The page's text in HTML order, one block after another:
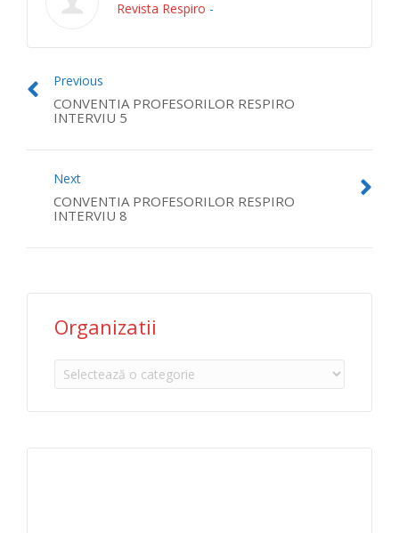
Revista Respiro -
Previous
CONVENTIA PROFESORILOR RESPIRO
INTERVIU 5
Next
CONVENTIA PROFESORILOR RESPIRO
INTERVIU 8
Organizatii
Organizatii